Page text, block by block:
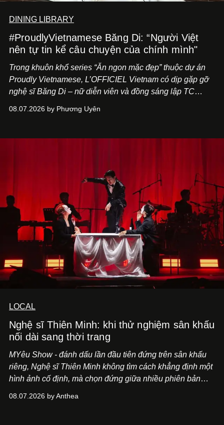
DINING LIBRARY
#ProudlyVietnamese Băng Di: “Người Việt
nên tự tin kể câu chuyện của chính mình"
Trong khuôn khổ series “Ăn ngon mặc đẹp” thuộc dự án
Proudly Vietnamese, L’OFFICIEL Vietnam có dịp gặp gỡ
nghệ sĩ Băng Di – nữ diễn viên và đồng sáng lập TC
Kitchen Bar và SALEM tại TP.HCM.
08.07.2026 by Phương Uyên
LOCAL
Nghệ sĩ Thiên Minh: khi thử nghiệm sân khấu
nối dài sang thời trang
MYêu Show - đánh dấu lần đầu tiên đứng trên sân khấu
riêng, Nghệ sĩ Thiên Minh không tìm cách khẳng định một
hình ảnh cố định, mà chọn đứng giữa nhiều phiên bản
một bộ suit lụa - như một cách "take the risk" khác, ngoài
08.07.2026 by Anthea